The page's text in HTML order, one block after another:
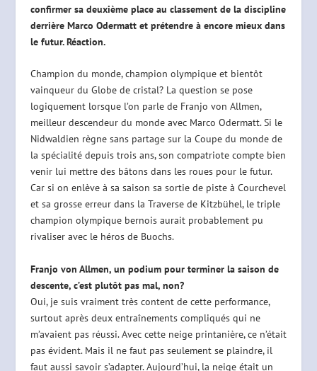
confirmer sa deuxième place au classement de la discipline
derrière Marco Odermatt et prétendre à encore mieux dans
le futur. Réaction.
Champion du monde, champion olympique et bientôt
vainqueur du Globe de cristal? La question se pose
logiquement lorsque l’on parle de Franjo von Allmen,
meilleur descendeur du monde avec Marco Odermatt. Si le
Nidwaldien règne sans partage sur la Coupe du monde de
la spécialité depuis trois ans, son compatriote compte bien
venir lui mettre des bâtons dans les roues pour le futur.
Car si on enlève à sa saison sa sortie de piste à Courchevel
et sa grosse erreur dans la Traverse de Kitzbühel, le triple
champion olympique bernois aurait probablement pu
rivaliser avec le héros de Buochs.
Franjo von Allmen, un podium pour terminer la saison de
descente, c’est plutôt pas mal, non?
Oui, je suis vraiment très content de cette performance,
surtout après deux entraînements compliqués qui ne
m’avaient pas réussi. Avec cette neige printanière, ce n’était
pas évident. Mais il ne faut pas seulement se plaindre, il
faut aussi savoir s’adapter. Aujourd’hui, la neige était un